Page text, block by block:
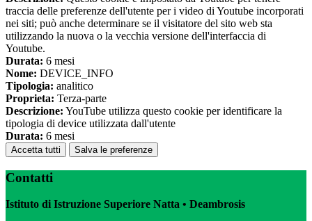
traccia delle preferenze dell'utente per i video di Youtube incorporati
nei siti; può anche determinare se il visitatore del sito web sta
utilizzando la nuova o la vecchia versione dell'interfaccia di
Youtube.
Durata: 6 mesi
Nome: DEVICE_INFO
Tipologia: analitico
Proprieta: Terza-parte
Descrizione: YouTube utilizza questo cookie per identificare la
tipologia di device utilizzata dall'utente
Durata: 6 mesi
Accetta tutti Salva le preferenze
Contatti
Istituto di Istruzione Superiore Natta • Deambrosis